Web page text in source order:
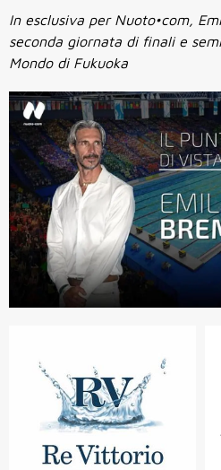
In esclusiva per Nuoto•com,
seconda giornata di finali e
Mondo di Fukuoka